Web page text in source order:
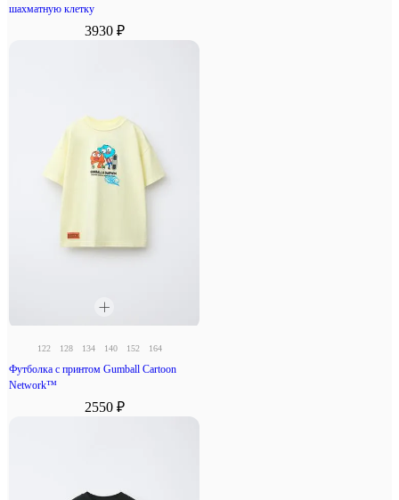
шахматную клетку
3930 ₽
122 128 134 140 152 164
Футболка с принтом Gumball Cartoon
Network™
2550 ₽